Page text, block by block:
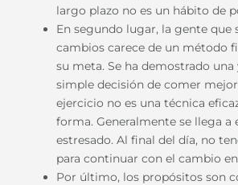
largo plazo no es un hábito de
En segundo lugar, la gente que
cambios carece de un método
su meta. Se ha demostrado una
simple decisión de comer
ejercicio no es una técnica
forma. Generalmente se llega a
estresado. Al final del día, no
para continuar con el cambio
Por último, los propósitos son